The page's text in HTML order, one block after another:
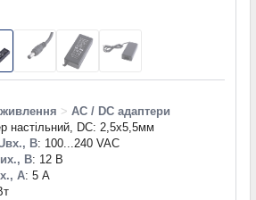
> AC / DC адаптери
настільний, DC: 2,5х5,5мм
В: 100...240 VAC
В: 12 В
А: 5 А